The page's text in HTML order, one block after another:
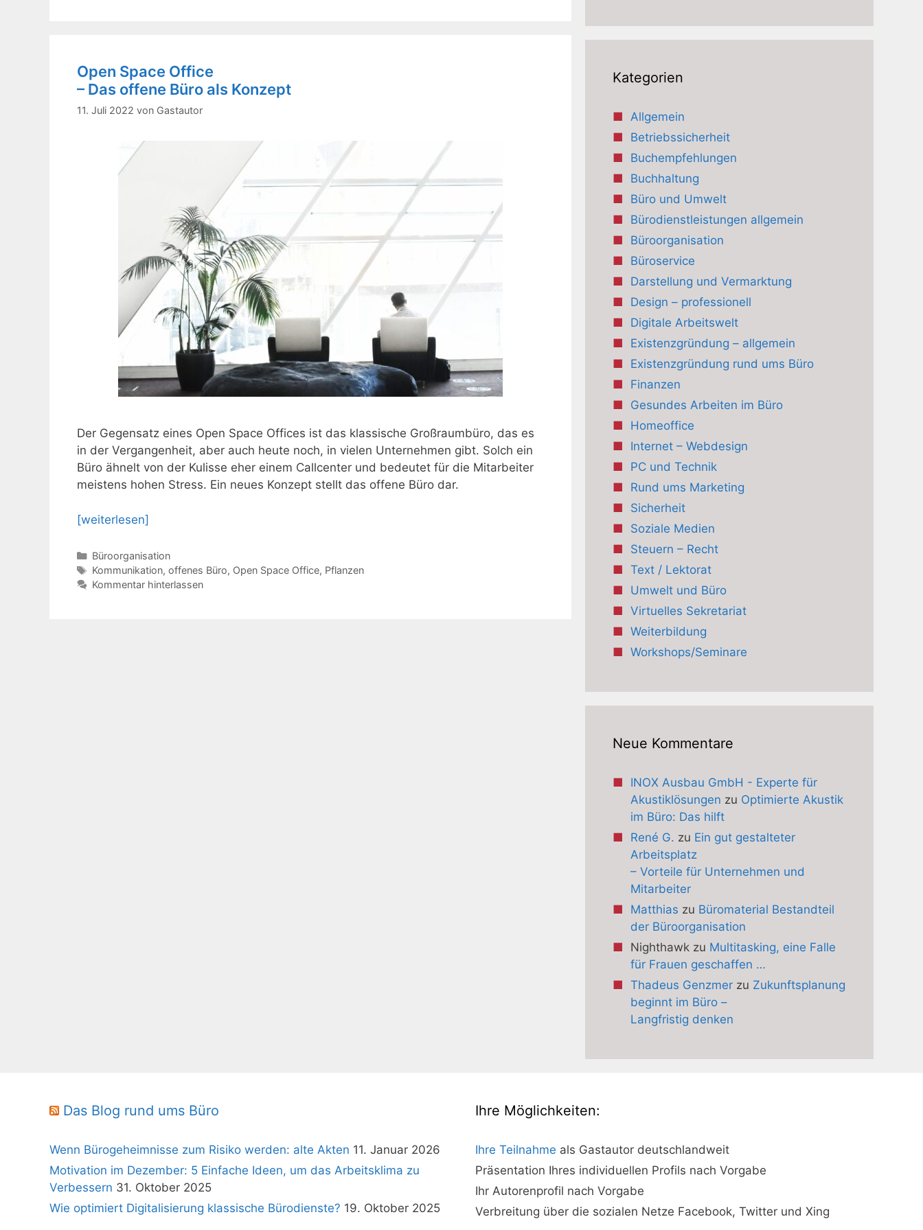
Open Space Office
– Das offene Büro als Konzept
11. Juli 2022 von Gastautor
Der Gegensatz eines Open Space Offices ist das klassische Großraumbüro, das es
in der Vergangenheit, aber auch heute noch, in vielen Unternehmen gibt. Solch ein
Büro ähnelt von der Kulisse eher einem Callcenter und bedeutet für die Mitarbeiter
meistens hohen Stress. Ein neues Konzept stellt das offene Büro dar.
[weiterlesen]
Kategorien
Büroorganisation
Schlagwörter
Kommunikation, offenes Büro, Open Space Office, Pflanzen
Kommentar hinterlassen
Kategorien
Allgemein
Betriebssicherheit
Buchempfehlungen
Buchhaltung
Büro und Umwelt
Bürodienstleistungen allgemein
Büroorganisation
Büroservice
Darstellung und Vermarktung
Design – professionell
Digitale Arbeitswelt
Existenzgründung – allgemein
Existenzgründung rund ums Büro
Finanzen
Gesundes Arbeiten im Büro
Homeoffice
Internet – Webdesign
PC und Technik
Rund ums Marketing
Sicherheit
Soziale Medien
Steuern – Recht
Text / Lektorat
Umwelt und Büro
Virtuelles Sekretariat
Weiterbildung
Workshops/Seminare
Neue Kommentare
INOX Ausbau GmbH - Experte für
Akustiklösungen zu Optimierte Akustik
im Büro: Das hilft
René G. zu Ein gut gestalteter
Arbeitsplatz
– Vorteile für Unternehmen und
Mitarbeiter
Matthias zu Büromaterial Bestandteil
der Büroorganisation
Nighthawkzu Multitasking, eine Falle
für Frauen geschaffen …
Thadeus Genzmerzu Zukunftsplanung
beginnt im Büro –
Langfristig denken
Das Blog rund ums Büro
Wenn Bürogeheimnisse zum Risiko werden: alte Akten 11. Januar 2026
Motivation im Dezember: 5 Einfache Ideen, um das Arbeitsklima zu
Verbessern 31. Oktober 2025
Wie optimiert Digitalisierung klassische Bürodienste? 19. Oktober 2025
Ihre Möglichkeiten:
Ihre Teilnahme als Gastautor deutschlandweit
Präsentation Ihres individuellen Profils nach Vorgabe
Ihr Autorenprofil nach Vorgabe
Verbreitung über die sozialen Netze Facebook, Twitter und Xing